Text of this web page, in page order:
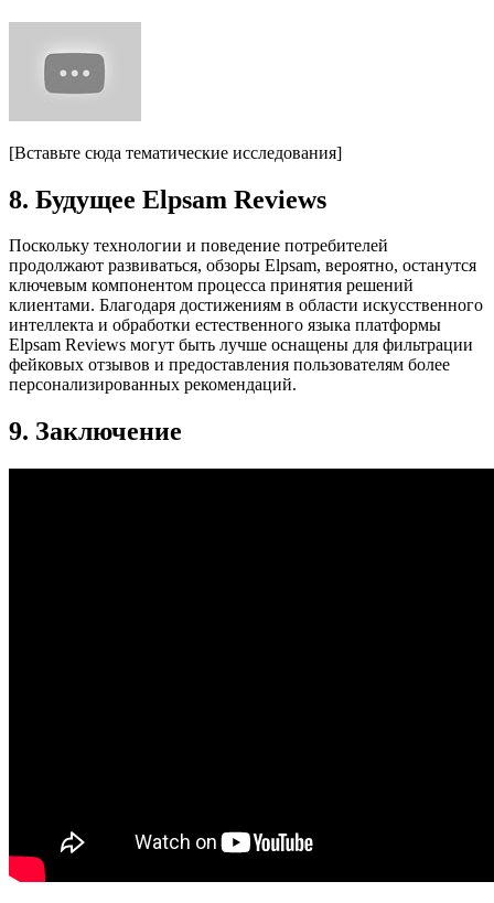
[Вставьте сюда тематические исследования]
8. Будущее Elpsam Reviews
Поскольку технологии и поведение потребителей
продолжают развиваться, обзоры Elpsam, вероятно, останутся
ключевым компонентом процесса принятия решений
клиентами. Благодаря достижениям в области искусственного
интеллекта и обработки естественного языка платформы
Elpsam Reviews могут быть лучше оснащены для фильтрации
фейковых отзывов и предоставления пользователям более
персонализированных рекомендаций.
9. Заключение